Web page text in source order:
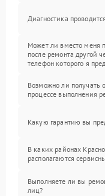
Диагностика
Может ли вместо меня
после ремонта другой
телефон которого я
Возможно ли получать
процессе выполнения
Какую гарантию вы
В каких районах
располагаются
Выполняете ли вы
лиц?